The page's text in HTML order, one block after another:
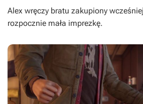
Alex wręczy bratu zakupiony
rozpocznie mała imprezkę.